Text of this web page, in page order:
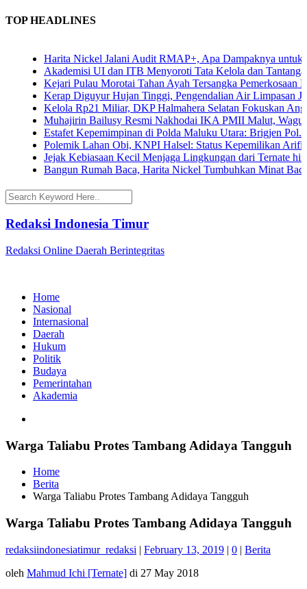
TOP HEADLINES
Harita Nickel Jalani Audit RMAP+, Apa Dampaknya untuk
Akademisi UI dan ITB Menyoroti Tata Kelola dan Tantangan
Kejari Pulau Morotai Tahan Ayah Tersangka Pemerkosaan Dua
Kerap Diguyur Hujan Tinggi, Pengendalian Air Limpasan Jadi
Kelola Rp21 Miliar, DKP Halmahera Selatan Fokuskan Anggaran
Muhajirin Bailusy Resmi Nakhodai IKA PMII Malut, Wagub
Estafet Kepemimpinan di Polda Maluku Utara: Brigjen Pol. Arif
Polemik Lahan Obi, KNPI Halsel: Status Kepemilikan Arifin
Jejak Kebiasaan Kecil Menjaga Lingkungan dari Ternate hingga
Bangun Rumah Baca, Harita Nickel Tumbuhkan Minat Baca
Redaksi Indonesia Timur
Redaksi Online Daerah Berintegritas
Home
Nasional
Internasional
Daerah
Hukum
Politik
Budaya
Pemerintahan
Akademia
Warga Taliabu Protes Tambang Adidaya Tangguh
Home
Berita
Warga Taliabu Protes Tambang Adidaya Tangguh
Warga Taliabu Protes Tambang Adidaya Tangguh
redaksiindonesiatimur_redaksi | February 13, 2019 | 0 | Berita
oleh Mahmud Ichi [Ternate] di 27 May 2018